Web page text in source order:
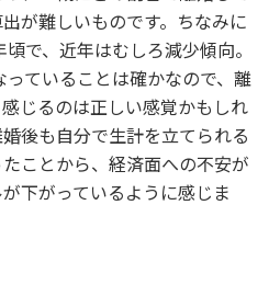
が難しいものです。ちなみに
で、近年はむしろ減少傾向。
ていることは確かなので、離
じるのは正しい感覚かもしれ
後も自分で生計を立てられる
ことから、経済面への不安が
下がっているように感じま